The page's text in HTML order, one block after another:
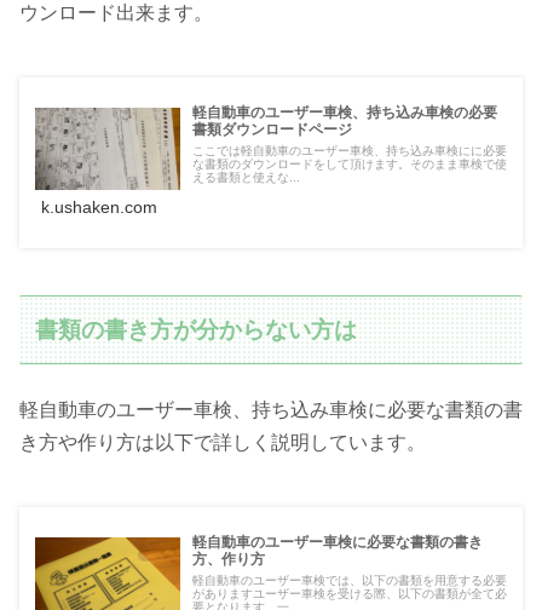
ウンロード出来ます。
軽自動車のユーザー車検、持ち込み車検の必要
書類ダウンロードページ
ここでは軽自動車のユーザー車検、持ち込み車検にに必要
な書類のダウンロードをして頂けます。そのまま車検で使
える書類と使えな...
k.ushaken.com
書類の書き方が分からない方は
軽自動車のユーザー車検、持ち込み車検に必要な書類の書
き方や作り方は以下で詳しく説明しています。
軽自動車のユーザー車検に必要な書類の書き
方、作り方
軽自動車のユーザー車検では、以下の書類を用意する必要
がありますユーザー車検を受ける際、以下の書類が全て必
要となります。一...